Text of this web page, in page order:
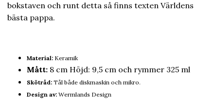
bokstaven och runt detta så finns texten Världens
bästa pappa.
Material: Keramik
Mått: 8 cm Höjd: 9,5 cm och rymmer 325 ml
Skötråd: Tål både diskmaskin och mikro.
Design av: Wermlands Design